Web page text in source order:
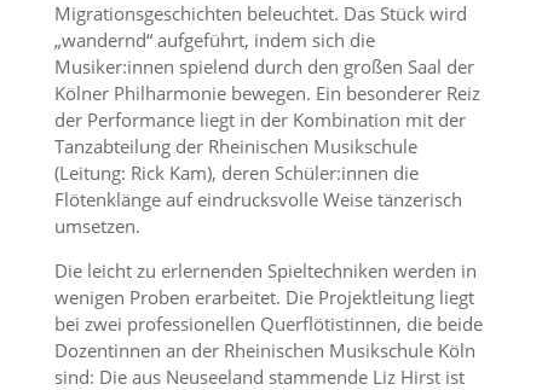
Migrationsgeschichten beleuchtet. Das Stück wird
„wandernd“ aufgeführt, indem sich die
Musiker:innen spielend durch den großen Saal der
Kölner Philharmonie bewegen. Ein besonderer Reiz
der Performance liegt in der Kombination mit der
Tanzabteilung der Rheinischen Musikschule
(Leitung: Rick Kam), deren Schüler:innen die
Flötenklänge auf eindrucksvolle Weise tänzerisch
umsetzen.
Die leicht zu erlernenden Spieltechniken werden in
wenigen Proben erarbeitet. Die Projektleitung liegt
bei zwei professionellen Querflötistinnen, die beide
Dozentinnen an der Rheinischen Musikschule Köln
sind: Die aus Neuseeland stammende Liz Hirst ist